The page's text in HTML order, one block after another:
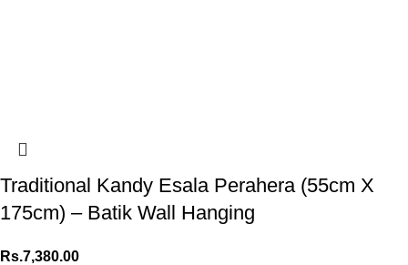
Traditional Kandy Esala Perahera (55cm X
175cm) – Batik Wall Hanging
Rs.7,380.00